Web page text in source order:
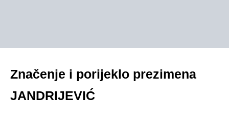
Značenje i porijeklo prezimena
JANDRIJEVIĆ